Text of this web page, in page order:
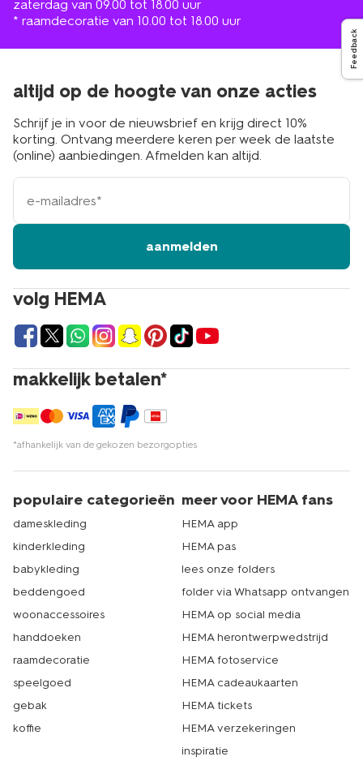
Feedback
zaterdag van 09.00 tot 18.00 uur
* raamdecoratie van 10.00 tot 18.00 uur
volg HEMA
makkelijk betalen*
*afhankelijk van de gekozen bezorgopties
altijd op de hoogte van onze acties
Schrijf je in voor de nieuwsbrief en krijg direct 10%
korting. Ontvang meerdere keren per week de laatste
(online) aanbiedingen. Afmelden kan altijd.
e-
mailadres
aanmelden
populaire categorieën
dameskleding
kinderkleding
babykleding
beddengoed
woonaccessoires
handdoeken
raamdecoratie
speelgoed
gebak
koffie
meer voor HEMA fans
HEMA app
HEMA pas
lees onze folders
folder via Whatsapp ontvangen
HEMA op social media
HEMA herontwerpwedstrijd
HEMA fotoservice
HEMA cadeaukaarten
HEMA tickets
HEMA verzekeringen
inspiratie